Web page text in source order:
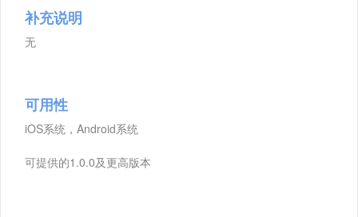
补充说明
无
可用性
iOS系统，Android系统
可提供的1.0.0及更高版本